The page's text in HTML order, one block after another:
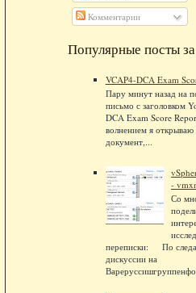
Комментарии
Популярные посты
VCAP4-DCA Exam
Пару минут назад на
письмо с заголовком
DCA Exam Score
волнением я
документ,...
-
Со
переписки: По
дискуссии на